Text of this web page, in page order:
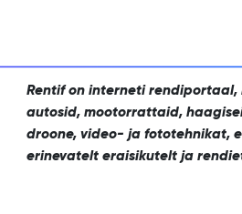
Rentif on interneti
autosid, mootorrattaid,
droone, video- ja fototehnikat,
erinevatelt eraisikutelt ja